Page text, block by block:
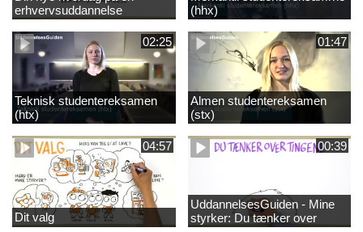
erhvervsuddannelse
(hhx)
02:25
Teknisk studentereksamen
(htx)
01:47
Almen studentereksamen
(stx)
04:57
Dit valg
00:39
UddannelsesGuiden - Mine
styrker: Du tænker over